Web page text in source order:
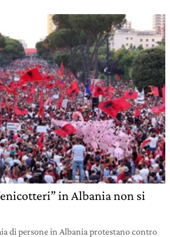
in Albania non si
di persone in Albania protestano contro